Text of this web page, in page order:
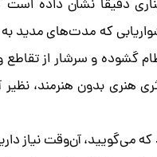
دقیقا نشان داده است
که مدت‌های مدید
گشوده و سرشار از تقاطع
هنری بدون هنرمند، نظیر
می‌گویید، آن‌وقت نیاز